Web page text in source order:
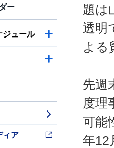
ー
ュール
ィア
題は
透明
よる
先週
度理
可能
年12